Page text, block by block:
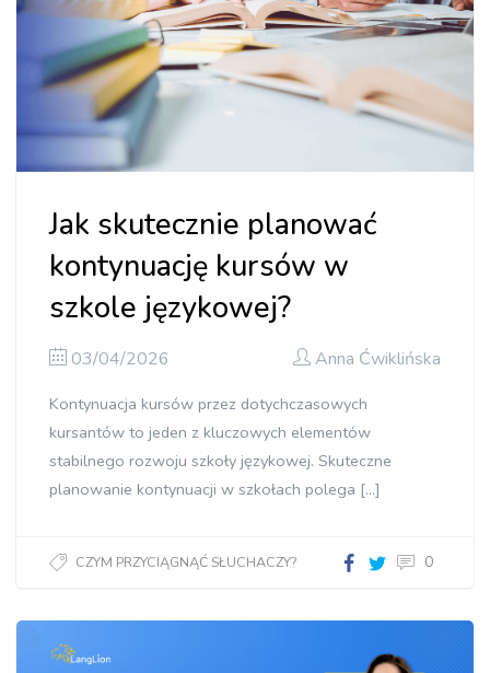
Jak skutecznie planować
kontynuację kursów w
szkole językowej?
03/04/2026 Anna Ćwiklińska
Kontynuacja kursów przez dotychczasowych
kursantów to jeden z kluczowych elementów
stabilnego rozwoju szkoły językowej. Skuteczne
planowanie kontynuacji w szkołach polega […]
CZYM PRZYCIĄGNĄĆ SŁUCHACZY? 0